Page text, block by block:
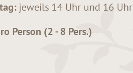
jeweils 14 Uhr und 16 Uhr
Person (2 - 8 Pers.)